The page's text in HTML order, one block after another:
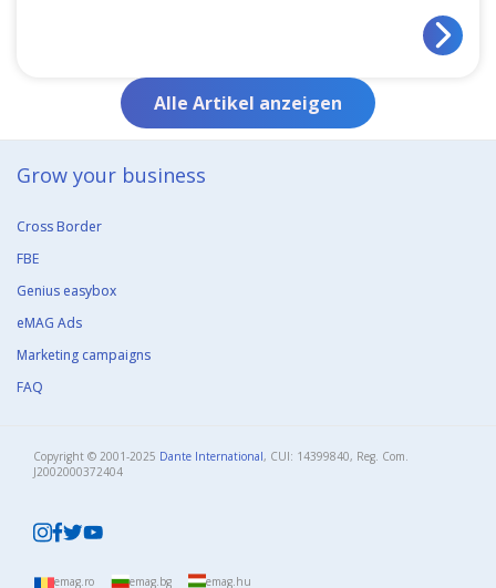
Alle Artikel anzeigen
Grow your business​
Cross Border
FBE
Genius easybox
eMAG Ads
Marketing campaigns
FAQ
Copyright © 2001-2025 Dante International, CUI: 14399840, Reg. Com.
J2002000372404​
emag.ro emag.bg emag.hu